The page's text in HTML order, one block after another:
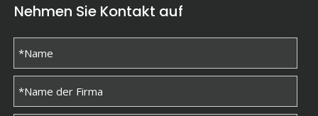
Nehmen Sie Kontakt auf